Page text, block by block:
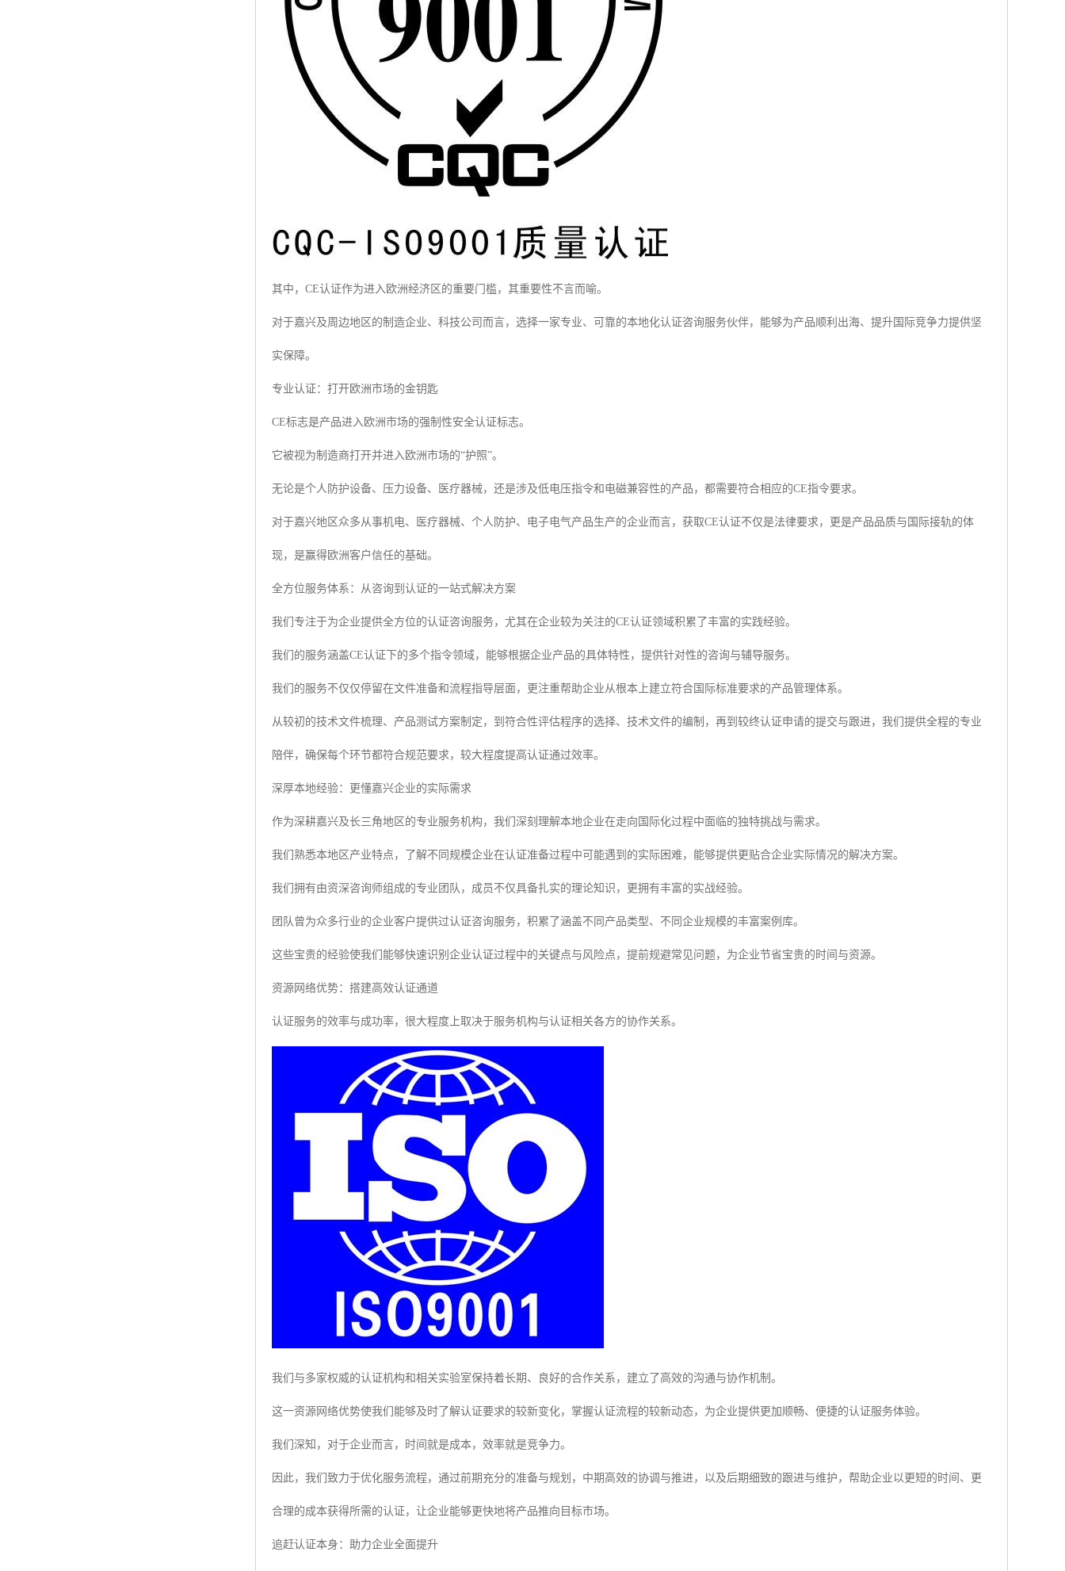
其中，CE认证作为进入欧洲经济区的重要门槛，其重要性不言而喻。
对于嘉兴及周边地区的制造企业、科技公司而言，选择一家专业、可靠的本地化认证咨询服务伙伴，能够为产品顺利出海、提升国际竞争力提供坚
实保障。
专业认证：打开欧洲市场的金钥匙
CE标志是产品进入欧洲市场的强制性安全认证标志。
它被视为制造商打开并进入欧洲市场的“护照”。
无论是个人防护设备、压力设备、医疗器械，还是涉及低电压指令和电磁兼容性的产品，都需要符合相应的CE指令要求。
对于嘉兴地区众多从事机电、医疗器械、个人防护、电子电气产品生产的企业而言，获取CE认证不仅是法律要求，更是产品品质与国际接轨的体
现，是赢得欧洲客户信任的基础。
全方位服务体系：从咨询到认证的一站式解决方案
我们专注于为企业提供全方位的认证咨询服务，尤其在企业较为关注的CE认证领域积累了丰富的实践经验。
我们的服务涵盖CE认证下的多个指令领域，能够根据企业产品的具体特性，提供针对性的咨询与辅导服务。
我们的服务不仅仅停留在文件准备和流程指导层面，更注重帮助企业从根本上建立符合国际标准要求的产品管理体系。
从较初的技术文件梳理、产品测试方案制定，到符合性评估程序的选择、技术文件的编制，再到较终认证申请的提交与跟进，我们提供全程的专业
陪伴，确保每个环节都符合规范要求，较大程度提高认证通过效率。
深厚本地经验：更懂嘉兴企业的实际需求
作为深耕嘉兴及长三角地区的专业服务机构，我们深刻理解本地企业在走向国际化过程中面临的独特挑战与需求。
我们熟悉本地区产业特点，了解不同规模企业在认证准备过程中可能遇到的实际困难，能够提供更贴合企业实际情况的解决方案。
我们拥有由资深咨询师组成的专业团队，成员不仅具备扎实的理论知识，更拥有丰富的实战经验。
团队曾为众多行业的企业客户提供过认证咨询服务，积累了涵盖不同产品类型、不同企业规模的丰富案例库。
这些宝贵的经验使我们能够快速识别企业认证过程中的关键点与风险点，提前规避常见问题，为企业节省宝贵的时间与资源。
资源网络优势：搭建高效认证通道
认证服务的效率与成功率，很大程度上取决于服务机构与认证相关各方的协作关系。
我们与多家权威的认证机构和相关实验室保持着长期、良好的合作关系，建立了高效的沟通与协作机制。
这一资源网络优势使我们能够及时了解认证要求的较新变化，掌握认证流程的较新动态，为企业提供更加顺畅、便捷的认证服务体验。
我们深知，对于企业而言，时间就是成本，效率就是竞争力。
因此，我们致力于优化服务流程，通过前期充分的准备与规划，中期高效的协调与推进，以及后期细致的跟进与维护，帮助企业以更短的时间、更
合理的成本获得所需的认证，让企业能够更快地将产品推向目标市场。
追赶认证本身：助力企业全面提升